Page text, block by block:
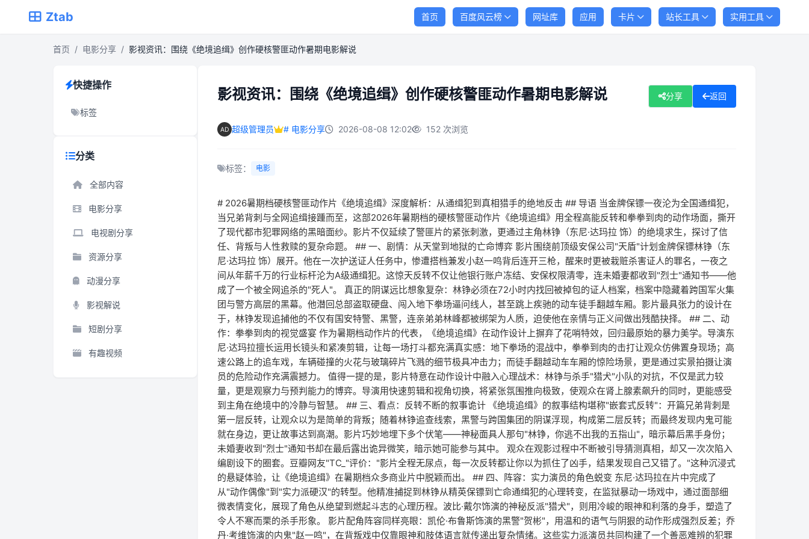
Ztab 首页 百度风云榜 网址库 应用 卡片 站长工具 实用工具
首页 / 电影分享 / 影视资讯：围绕《绝境追缉》创作硬核警匪动作暑期电影解说
快捷操作
标签
分类
全部内容
电影分享
电视剧分享
资源分享
动漫分享
影视解说
短剧分享
有趣视频
影视资讯：围绕《绝境追缉》创作硬核警匪动作暑期电影解说 分享 返回
超级管理员 # 电影分享 2026-08-08 12:02 152 次浏览
标签： 电影
# 2026暑期档硬核警匪动作片《绝境追缉》深度解析：从通缉犯到真相猎手的绝地反击 ## 导语 当金牌保镖一夜沦为全国通缉犯，
当兄弟背刺与全网追缉接踵而至，这部2026年暑期档的硬核警匪动作片《绝境追缉》用全程高能反转和拳拳到肉的动作场面，撕开
了现代都市犯罪网络的黑暗面纱。影片不仅延续了警匪片的紧张刺激，更通过主角林铮（东尼·达玛拉 饰）的绝境求生，探讨了信
任、背叛与人性救赎的复杂命题。 ## 一、剧情：从天堂到地狱的亡命博弈 影片围绕前顶级安保公司"天盾"计划金牌保镖林铮（东
尼·达玛拉 饰）展开。他在一次护送证人任务中，惨遭搭档兼发小赵一鸣背后连开三枪，醒来时更被栽赃杀害证人的罪名，一夜之
间从年薪千万的行业标杆沦为A级通缉犯。这惊天反转不仅让他银行账户冻结、安保权限清零，连未婚妻都收到"烈士"通知书——他
成了一个被全网追杀的"死人"。 真正的阴谋远比想象复杂：林铮必须在72小时内找回被掉包的证人档案，档案中隐藏着跨国军火集
团与警方高层的黑幕。他潜回总部盗取硬盘、闯入地下拳场逼问线人，甚至跳上疾驰的动车徒手翻越车厢。影片最具张力的设计在
于，林铮发现追捕他的不仅有国安特警、黑警，连亲弟弟林峰都被绑架为人质，迫使他在亲情与正义间做出残酷抉择。 ## 二、动
作：拳拳到肉的视觉盛宴 作为暑期档动作片的代表，《绝境追缉》在动作设计上摒弃了花哨特效，回归最原始的暴力美学。导演东
尼·达玛拉擅长运用长镜头和紧凑剪辑，让每一场打斗都充满真实感：地下拳场的混战中，拳拳到肉的击打让观众仿佛置身现场；高
速公路上的追车戏，车辆碰撞的火花与玻璃碎片飞溅的细节极具冲击力；而徒手翻越动车车厢的惊险场景，更是通过实景拍摄让演
员的危险动作充满震撼力。 值得一提的是，影片特意在动作设计中融入心理战术：林铮与杀手"猎犬"小队的对抗，不仅是武力较
量，更是观察力与预判能力的博弈。导演用快速剪辑和视角切换，将紧张氛围推向极致，使观众在肾上腺素飙升的同时，更能感受
到主角在绝境中的冷静与智慧。 ## 三、看点：反转不断的叙事诡计 《绝境追缉》的叙事结构堪称"嵌套式反转"：开篇兄弟背刺是
第一层反转，让观众以为是简单的背叛；随着林铮追查线索，黑警与跨国集团的阴谋浮现，构成第二层反转；而最终发现内鬼可能
就在身边，更让故事达到高潮。影片巧妙地埋下多个伏笔——神秘面具人那句"林铮，你逃不出我的五指山"，暗示幕后黑手身份；
未婚妻收到"烈士"通知书却在最后露出诡异微笑，暗示她可能参与其中。 观众在观影过程中不断被引导猜测真相，却又一次次陷入
编剧设下的圈套。豆瓣网友"TC_"评价："影片全程无尿点，每一次反转都让你以为抓住了凶手，结果发现自己又错了。"这种沉浸式
的悬疑体验，让《绝境追缉》在暑期档众多商业片中脱颖而出。 ## 四、阵容：实力演员的角色蜕变 东尼·达玛拉在片中完成了
从"动作偶像"到"实力派硬汉"的转型。他精准捕捉到林铮从精英保镖到亡命通缉犯的心理转变，在监狱暴动一场戏中，通过面部细
微表情变化，展现了角色从绝望到燃起斗志的心理历程。波比·戴尔饰演的神秘反派"猎犬"，则用冷峻的眼神和利落的身手，塑造了
令人不寒而栗的杀手形象。 影片配角阵容同样亮眼：凯伦·布鲁斯饰演的黑警"贺彬"，用温和的语气与阴狠的动作形成强烈反差；乔
丹·考维饰演的内鬼"赵一鸣"，在背叛戏中仅靠眼神和肢体语言就传递出复杂情绪。这些实力派演员共同构建了一个善恶难辨的犯罪